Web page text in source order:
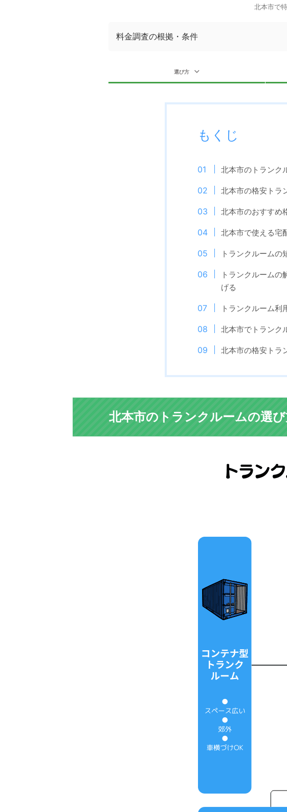
北本市で
料金調査の根拠・条件
選び方
もくじ
北本市のトランク
北本市の格安トラ
北本市のおすすめ
北本市で使える宅
トランクルーム
トランクルーム
げる
トランクルーム利
北本市でトランク
北本市の格安トラ
北本市のトランクルームの選び